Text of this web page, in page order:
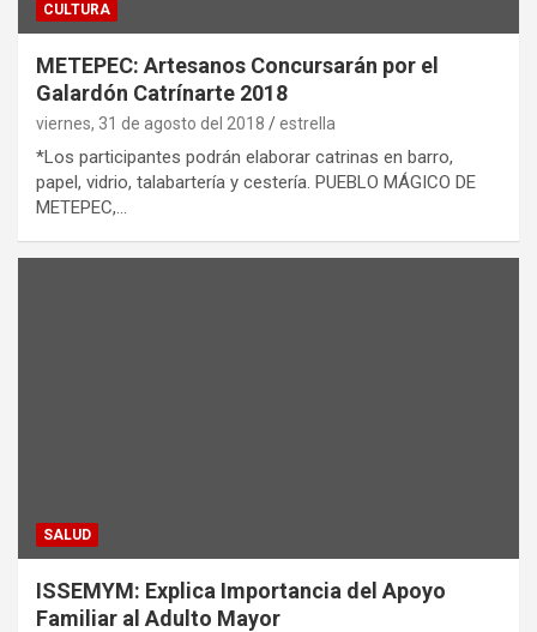
CULTURA
METEPEC: Artesanos Concursarán por el
Galardón Catrínarte 2018
viernes, 31 de agosto del 2018 estrella
*Los participantes podrán elaborar catrinas en barro,
papel, vidrio, talabartería y cestería. PUEBLO MÁGICO DE
METEPEC,…
SALUD
ISSEMYM: Explica Importancia del Apoyo
Familiar al Adulto Mayor